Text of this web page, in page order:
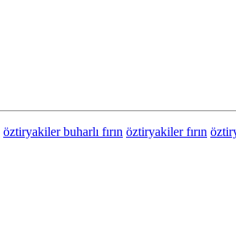
öztiryakiler buharlı fırın öztiryakiler fırın